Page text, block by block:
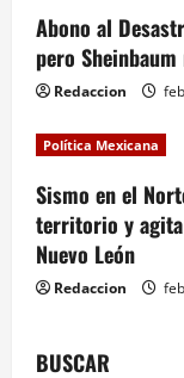
i
o
n
Abono al
pero
Redaccion
Política Mexicana
Sismo en el
territorio y agita
Nuevo León
Redaccion
BUSCAR